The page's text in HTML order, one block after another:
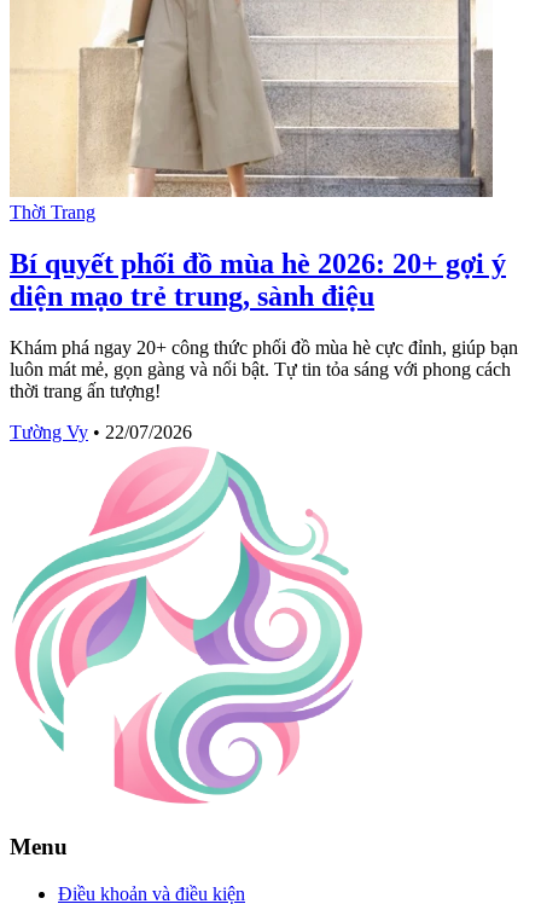
Thời Trang
Bí quyết phối đồ mùa hè 2026: 20+ gợi ý
diện mạo trẻ trung, sành điệu
Khám phá ngay 20+ công thức phối đồ mùa hè cực đỉnh, giúp bạn
luôn mát mẻ, gọn gàng và nổi bật. Tự tin tỏa sáng với phong cách
thời trang ấn tượng!
Tường Vy • 22/07/2026
Menu
Điều khoản và điều kiện